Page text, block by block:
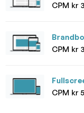
CPM kr
CPM kr
CPM kr